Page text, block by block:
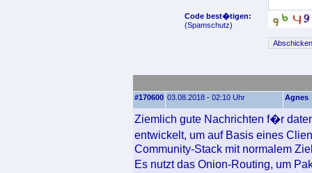
Code best�tigen:
(Spamschutz)
#170600 03.08.2018 - 02:10 Uhr Agnes
Ziemlich gute Nachrichten f�r
entwickelt, um auf Basis eines
Community-Stack mit normalem
Es nutzt das Onion-Routing, um